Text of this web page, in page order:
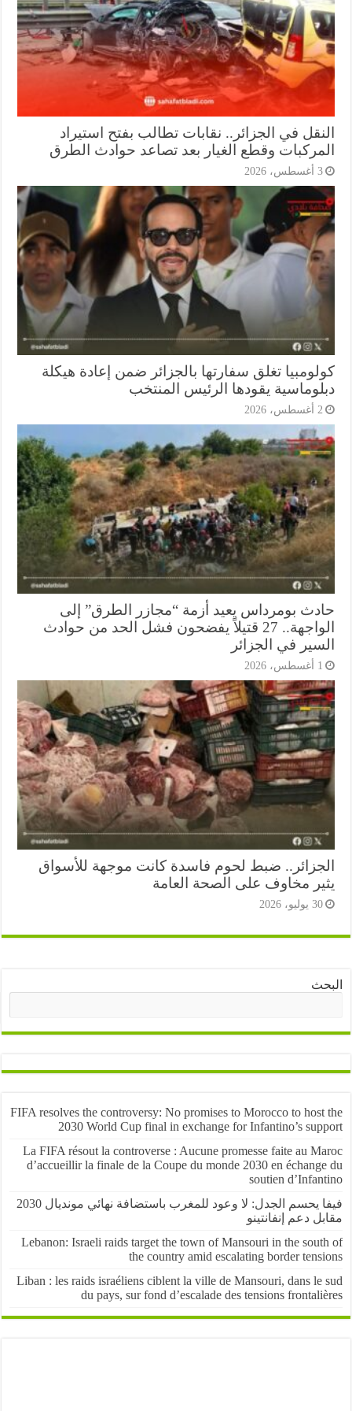
في الجزائر.. نقابات تطالب بفتح استيراد
وقطع الغيار بعد تصاعد حوادث الطرق
تغلق سفارتها بالجزائر ضمن إعادة هيكلة
يقودها الرئيس المنتخب
بومرداس يعيد أزمة “مجازر الطرق” إلى
الواجهة.. 27 قتيلاً يفضحون فشل الحد من حوادث
في الجزائر
ضبط لحوم فاسدة كانت موجهة للأسواق
مخاوف على الصحة العامة
FIFA resolves the controversy: No promises to Morocco to
2030 World Cup final in exchange for Infantino’s
La FIFA résout la controverse : Aucune promesse faite au
d’accueillir la finale de la Coupe du monde 2030 en
soutien
فيفا يحسم الجدل: لا وعود للمغرب باستضافة نهائي مونديال 2030
دعم إنفانتينو
Lebanon: Israeli raids target the town of Mansouri in the
the country amid escalating border
Liban : les raids israéliens ciblent la ville de Mansouri, dans
du pays, sur fond d’escalade des tensions